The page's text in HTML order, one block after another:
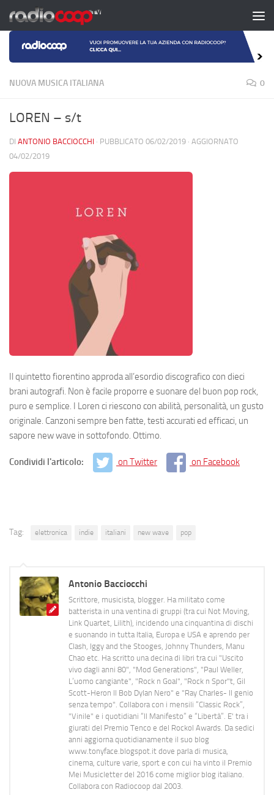
Salta al contenuto
NUOVA MUSICA ITALIANA 0
LOREN – s/t
DI ANTONIO BACCIOCCHI · PUBBLICATO 06/02/2019 · AGGIORNATO
04/02/2019
Il quintetto fiorentino approda all’esordio discografico con dieci
brani autografi. Non è facile proporre e suonare del buon pop rock,
puro e semplice. I Loren ci riescono con abilità, personalità, un gusto
originale. Canzoni sempre ben fatte, testi accurati ed efficaci, un
sapore new wave in sottofondo. Ottimo.
Condividi l'articolo: on Twitter on Facebook
Tag: elettronica indie italiani new wave pop
Antonio Bacciocchi
Scrittore, musicista, blogger. Ha militato come
batterista in una ventina di gruppi (tra cui Not Moving,
Link Quartet, Lilith), incidendo una cinquantina di dischi
e suonando in tutta Italia, Europa e USA e aprendo per
Clash, Iggy and the Stooges, Johnny Thunders, Manu
Chao etc. Ha scritto una decina di libri tra cui "Uscito
vivo dagli anni 80", "Mod Generations", "Paul Weller,
L’uomo cangiante", "Rock n Goal", "Rock n Spor"t, Gil
Scott-Heron Il Bob Dylan Nero" e "Ray Charles- Il genio
senza tempo". Collabora con i mensili “Classic Rock”,
"Vinile" e i quotidiani “Il Manifesto” e “Libertà”. E' tra i
giurati del Premio Tenco e del Rockol Awards. Da sedici
anni aggiorna quotidianamente il suo blog
www.tonyface.blogspot.it dove parla di musica,
cinema, culture varie, sport e con cui ha vinto il Premio
Mei Musicletter del 2016 come miglior blog italiano.
Collabora con Radiocoop dal 2003.